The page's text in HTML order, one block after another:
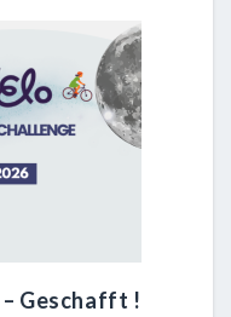
– Geschafft !